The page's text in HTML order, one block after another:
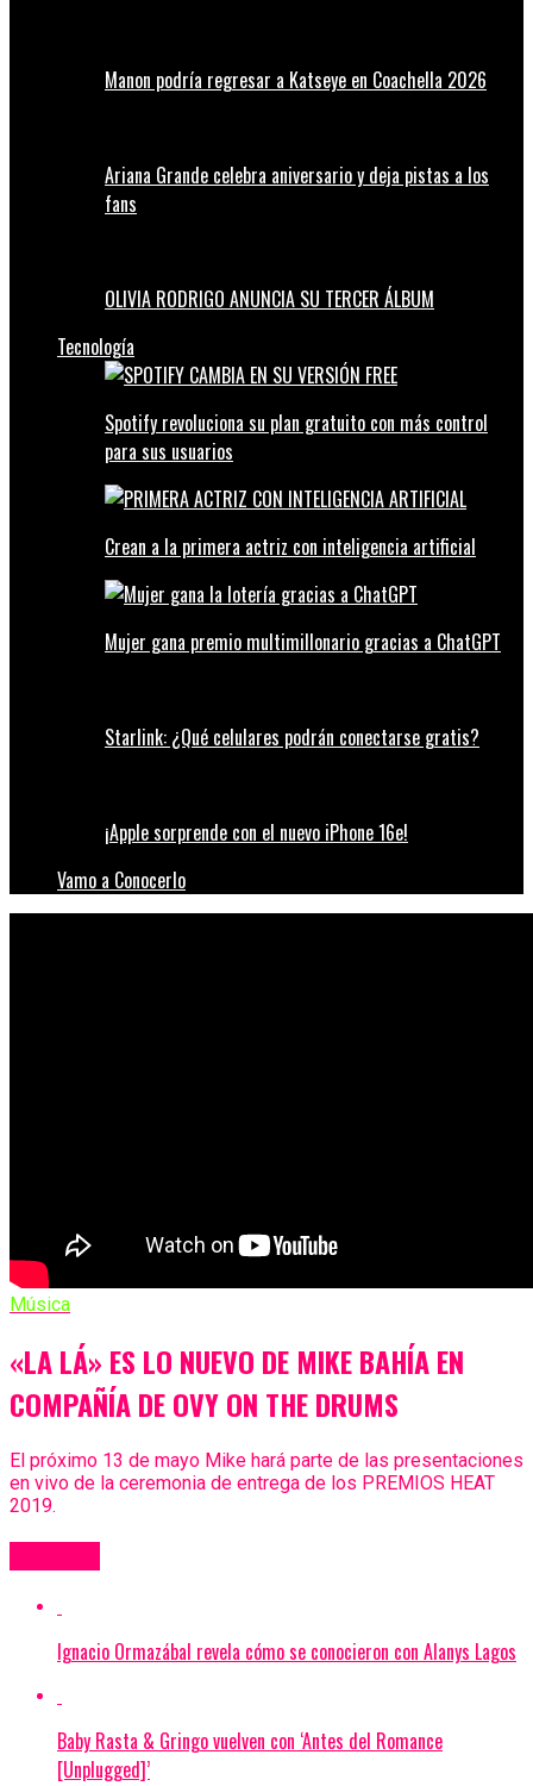
Manon podría regresar a Katseye en Coachella 2026
Ariana Grande celebra aniversario y deja pistas a los
fans
OLIVIA RODRIGO ANUNCIA SU TERCER ÁLBUM
Tecnología
Spotify revoluciona su plan gratuito con más control
para sus usuarios
Crean a la primera actriz con inteligencia artificial
Mujer gana premio multimillonario gracias a ChatGPT
Starlink: ¿Qué celulares podrán conectarse gratis?
¡Apple sorprende con el nuevo iPhone 16e!
Vamo a Conocerlo
Música
«LA LÁ» ES LO NUEVO DE MIKE BAHÍA EN
COMPAÑÍA DE OVY ON THE DRUMS
El próximo 13 de mayo Mike hará parte de las presentaciones
en vivo de la ceremonia de entrega de los PREMIOS HEAT
2019.
Ignacio Ormazábal revela cómo se conocieron con Alanys Lagos
Baby Rasta & Gringo vuelven con ‘Antes del Romance
[Unplugged]’